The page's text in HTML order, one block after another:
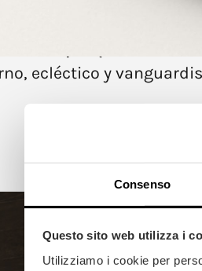
Consenso
Questo sito web utilizza i
Utilizziamo i cookie per
ecléctico y